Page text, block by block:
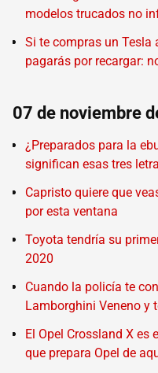
modelos trucados no
Si te compras un Tesla
pagarás por recargar:
07 de noviembre
¿Preparados para la
significan esas tres
Capristo quiere que
por esta ventana
Toyota tendría su
2020
Cuando la policía te
Lamborghini Veneno y
El Opel Crossland X es
que prepara Opel de